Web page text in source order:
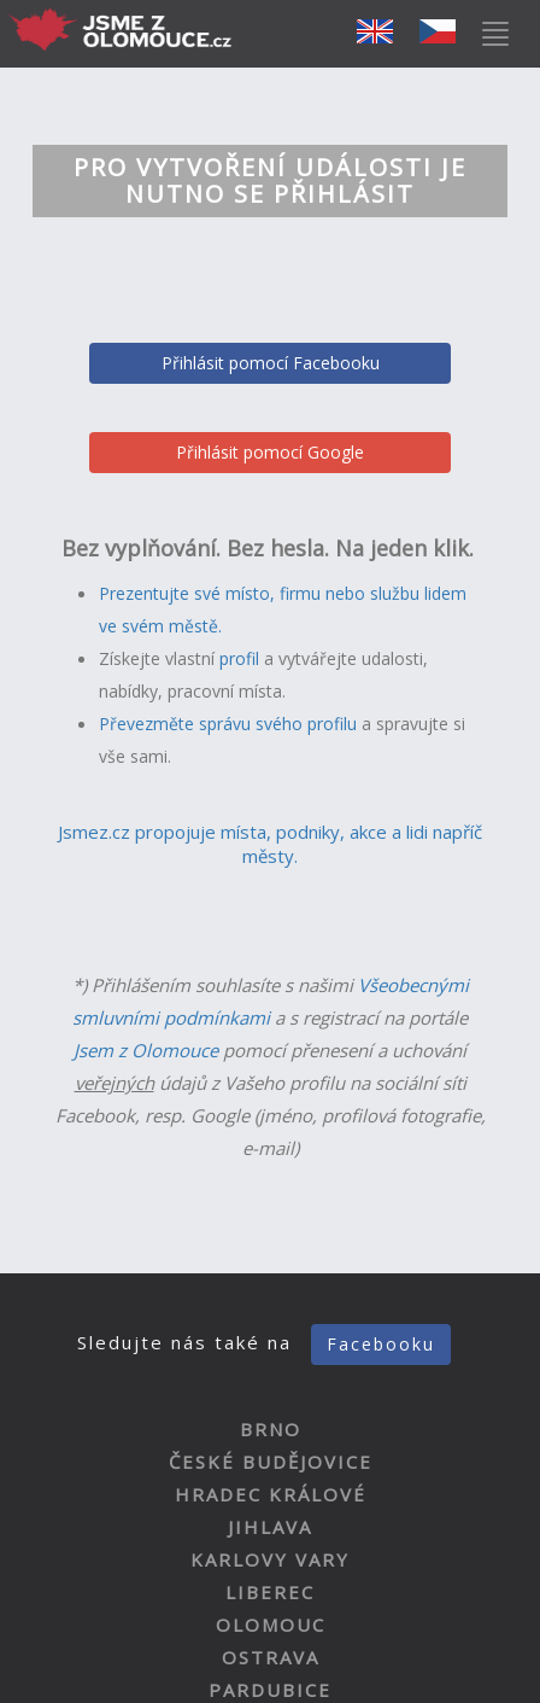
PRO VYTVOŘENÍ UDÁLOSTI JE
NUTNO SE PŘIHLÁSIT
Přihlásit pomocí Facebooku
Přihlásit pomocí Google
Bez vyplňování. Bez hesla. Na jeden klik.
Prezentujte své místo, firmu nebo službu lidem
ve svém městě.
Získejte vlastníprofil a vytvářejte udalosti,
nabídky, pracovní místa.
Převezměte správu svého profilu a spravujte si
vše sami.
Jsmez.cz propojuje místa, podniky, akce a lidi napříč
městy.
*) Přihlášením souhlasíte s našimi Všeobecnými
smluvními podmínkamia s registrací na portále
Jsem z Olomoucepomocí přenesení a uchování
veřejnýchúdajů z Vašeho profilu na sociální síti
Facebook, resp. Google (jméno, profilová fotografie,
e-mail)
Sledujte nás také na Facebooku
BRNO
ČESKÉ BUDĚJOVICE
HRADEC KRÁLOVÉ
JIHLAVA
KARLOVY VARY
LIBEREC
OLOMOUC
OSTRAVA
PARDUBICE